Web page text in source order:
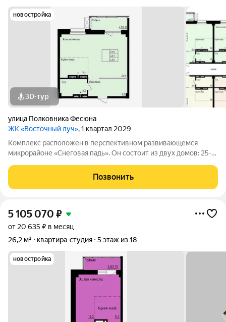
новостройка
3D-тур
улица Полковника Фесюна
ЖК «Восточный луч», 1 квартал 2029
Комплекс расположен в перспективном развивающемся
микрорайоне «Снеговая падь». Он состоит из двух домов: 25-
соответствует высоким стандартам качества жизни,
комфортного времяпрепровождения. Так же в
Позвонить
5 105 070 ₽
от 20 635 ₽ в месяц
26,2 м²
квартира-студия 5 этаж из 18
новостройка